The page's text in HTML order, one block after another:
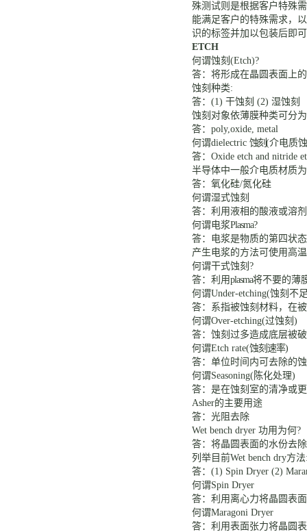
殊测试则是根据客户特殊
能满足客户的特殊需求，
识的标签并加以包装后即
ETCH
何谓蚀刻 (Etch)?
答：将形成在晶圆表面上
蚀刻种类:
答： (1) 干蚀刻 (2) 湿蚀刻
蚀刻对象依薄膜种类可分为
答： poly,oxide, metal
何谓dielectric 蚀刻(介电质
答： Oxide etch and nitride
半导体中一般介电质材质
答：氧化硅/氮化硅
何谓湿式蚀刻
答：利用液相的酸液或溶剂
何谓电浆Plasma?
答：电浆是物质的第四状态
产生电浆的方法可使用高
何谓干式蚀刻 ?
答：利用plasma将不要的薄
何谓Under-etching(蚀刻不
答：系指被蚀刻材料，在
何谓Over-etching(过蚀刻 )
答：蚀刻过多造成底层被
何谓Etch rate(蚀刻速率)
答：单位时间内可去除的
何谓Seasoning(陈化处理)
答： 是在蚀刻室的清净或
Asher的主要用途
答：光阻去除
Wet bench dryer 功用为何?
答：将晶圆表面的水份去除
列举目前Wet bench dry方法
答： (1) Spin Dryer (2)
何谓Spin Dryer
答：利用离心力将晶圆表
何谓Maragoni Dryer
答：利用表面张力将晶圆